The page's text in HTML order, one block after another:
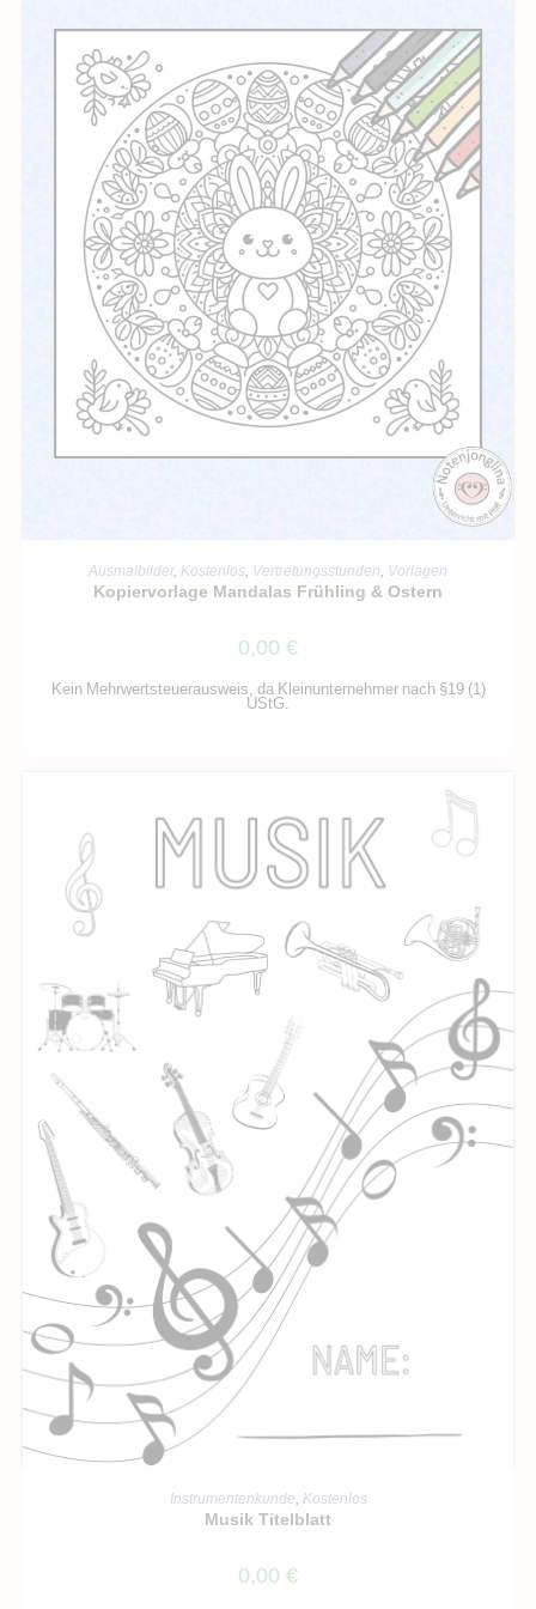
IN DEN WARENKORB
Ausmalbilder, Kostenlos, Vertretungsstunden, Vorlagen
Kopiervorlage Mandalas Frühling & Ostern
0,00 €
Kein Mehrwertsteuerausweis, da Kleinunternehmer nach §19 (1)
UStG.
IN DEN WARENKORB
Instrumentenkunde, Kostenlos
Musik Titelblatt
0,00 €